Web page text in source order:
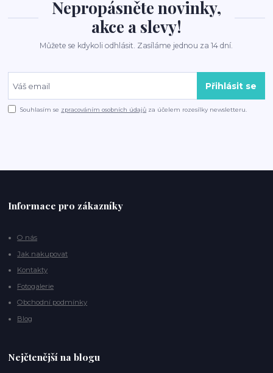
Nepropásněte novinky,
akce a slevy!
Můžete se kdykoli odhlásit. Zasíláme jednou za 14 dní.
Přihlásit se
Souhlasím se zpracováním osobních údajů za účelem rozesílky newsletteru.
Informace pro zákazníky
O nás
Jak nakupovat
Kontakty
Fotogalerie
Obchodní podmínky
Blog
Nejčtenější na blogu